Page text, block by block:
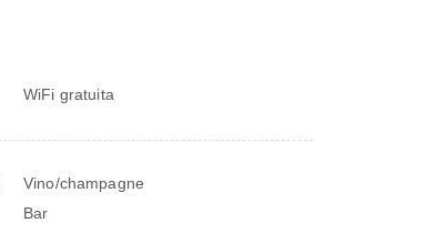
WiFi gratuita
Vino/champagne
Bar